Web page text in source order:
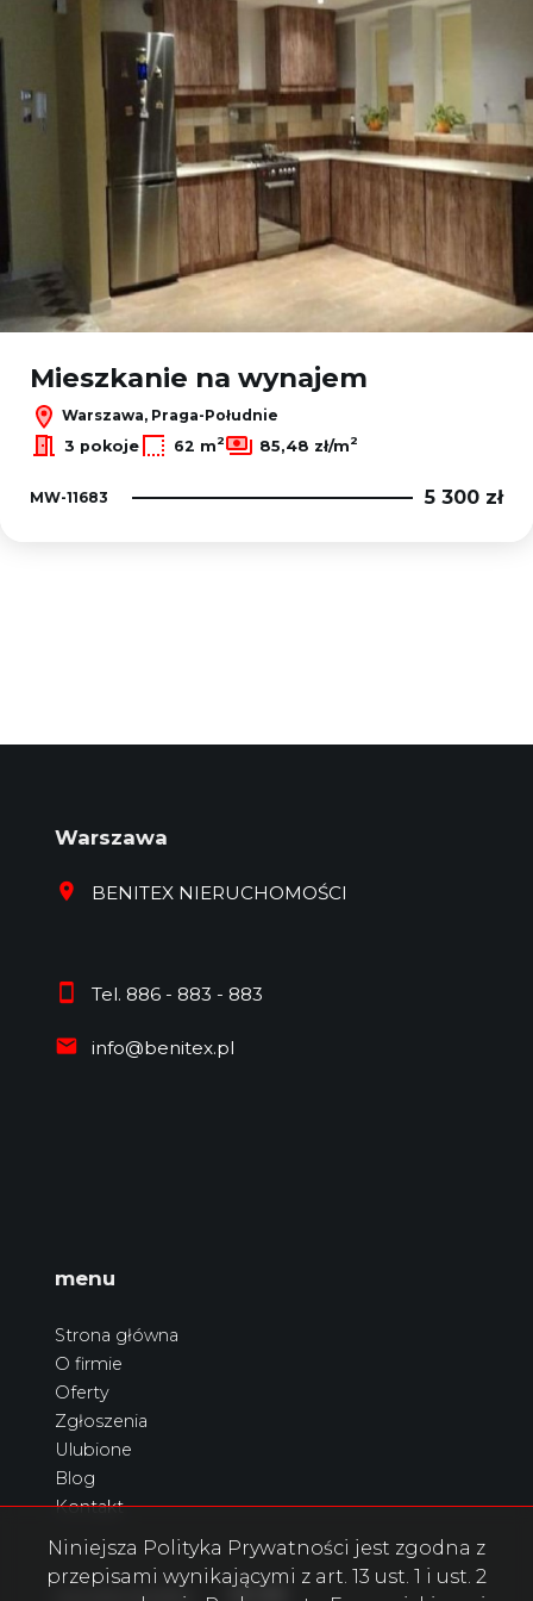
Mieszkanie na wynajem
Warszawa, Praga-Południe
3 pokoje
62 m2 85,48 zł/m2
MW-11683 5 300 zł
Warszawa
BENITEX NIERUCHOMOŚCI
Tel. 886 - 883 - 883
info@benitex.pl
menu
Strona główna
O firmie
Oferty
Zgłoszenia
Ulubione
Blog
Kontakt
social.media Facebook
Facebook
Facebook
Niniejsza Polityka Prywatności jest zgodna z
przepisami wynikającymi z art. 13 ust. 1 i ust. 2